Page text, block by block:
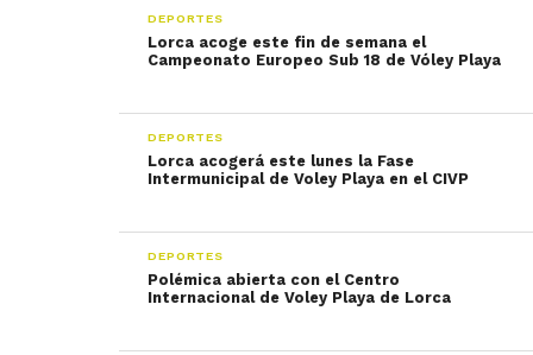
DEPORTES
Lorca acoge este fin de semana el
Campeonato Europeo Sub 18 de Vóley Playa
DEPORTES
Lorca acogerá este lunes la Fase
Intermunicipal de Voley Playa en el CIVP
DEPORTES
Polémica abierta con el Centro
Internacional de Voley Playa de Lorca